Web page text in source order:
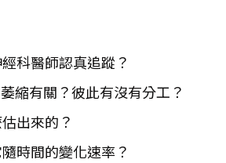
科醫師認真追蹤？
縮有關？彼此有沒有分工？
出來的？
時間的變化速率？